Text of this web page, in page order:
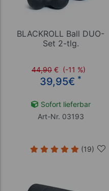
BLACKROLL Ball DUO-
Set 2-tlg.
44,90 € (-11 %)
39,95€ *
Sofort lieferbar
Art-Nr. 03193
(19)